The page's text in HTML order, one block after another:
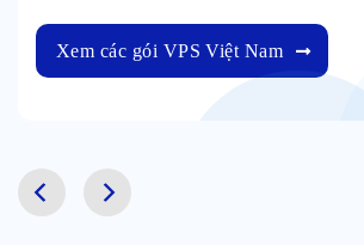
Xem các gói VPS Việt Nam